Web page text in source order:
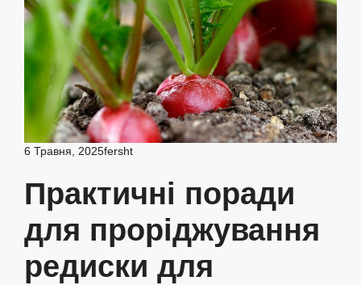
6 Травня, 2025fersht
Практичні поради
для проріджування
редиски для